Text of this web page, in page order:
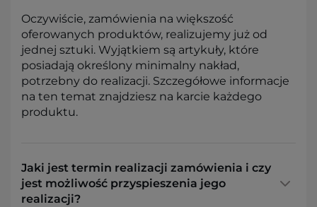
Oczywiście, zamówienia na większość
oferowanych produktów, realizujemy już od
jednej sztuki. Wyjątkiem są artykuły, które
posiadają określony minimalny nakład,
potrzebny do realizacji. Szczegółowe informacje
na ten temat znajdziesz na karcie każdego
produktu.
Jaki jest termin realizacji zamówienia i czy
jest możliwość przyspieszenia jego
realizacji?